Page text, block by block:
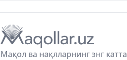
Мақол ва нақлларнинг энг катта